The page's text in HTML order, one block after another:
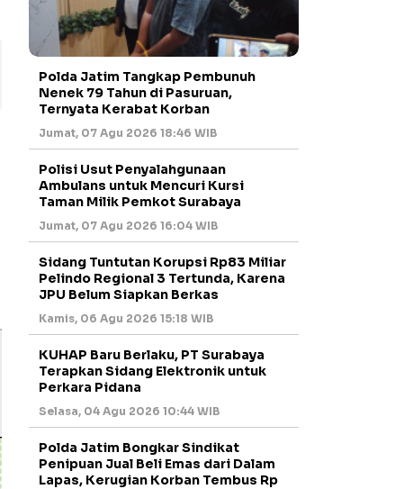
Polda Jatim Tangkap Pembunuh
Nenek 79 Tahun di Pasuruan,
Ternyata Kerabat Korban
Jumat, 07 Agu 2026 18:46 WIB
Polisi Usut Penyalahgunaan
Ambulans untuk Mencuri Kursi
Taman Milik Pemkot Surabaya
Jumat, 07 Agu 2026 16:04 WIB
Sidang Tuntutan Korupsi Rp83 Miliar
Pelindo Regional 3 Tertunda, Karena
JPU Belum Siapkan Berkas
Kamis, 06 Agu 2026 15:18 WIB
KUHAP Baru Berlaku, PT Surabaya
Terapkan Sidang Elektronik untuk
Perkara Pidana
Selasa, 04 Agu 2026 10:44 WIB
Polda Jatim Bongkar Sindikat
Penipuan Jual Beli Emas dari Dalam
Lapas, Kerugian Korban Tembus Rp